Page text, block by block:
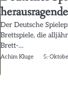
Der Deutsche
Brettspiele, die
Brett-…
Achim Kluge 5.